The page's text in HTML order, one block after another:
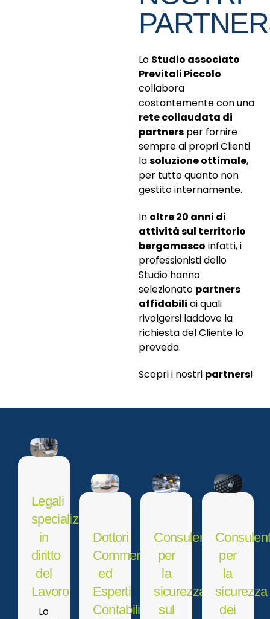
Lo Studio associato
Previtali Piccolo
collabora
costantemente con una
rete collaudata di
partners per fornire
sempre ai propri Clienti
lasoluzione ottimale,
per tutto quanto non
gestito internamente.
In oltre 20 anni di
attività sul territorio
bergamasco infatti, i
professionisti dello
Studio hanno
selezionato partners
affidabili ai quali
rivolgersi laddove la
richiesta del Cliente lo
preveda.
Scopri i nostri partners!
Legali
specializzati
in
diritto
del
Lavoro
Lo
Dottori
Commercialisti
ed
Esperti
Contabili
Consulenti
per
la
sicurezza
sul
per
la
sicurezza
dei